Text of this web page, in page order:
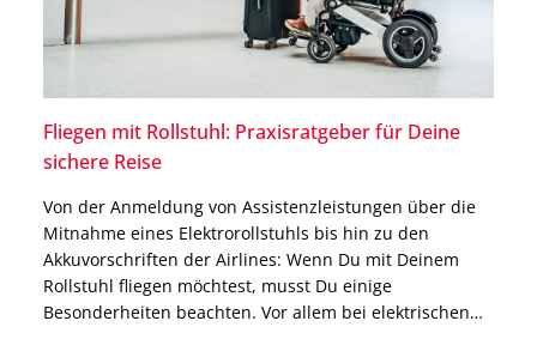
Fliegen mit Rollstuhl: Praxisratgeber für Deine
sichere Reise
Von der Anmeldung von Assistenzleistungen über die
Mitnahme eines Elektrorollstuhls bis hin zu den
Akkuvorschriften der Airlines: Wenn Du mit Deinem
Rollstuhl fliegen möchtest, musst Du einige
Besonderheiten beachten. Vor allem bei elektrischen